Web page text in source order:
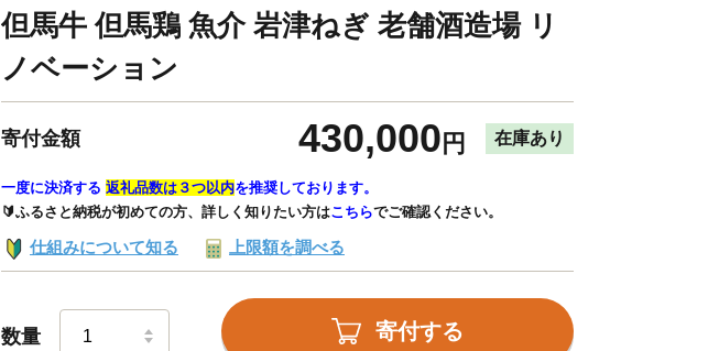
但馬牛 但馬鶏 魚介 岩津ねぎ 老舗酒造場 リ
ノベーション
寄付金額 430,000 円 在庫あり
一度に決済する 返礼品数は３つ以内を推奨しております。
🔰ふるさと納税が初めての方、詳しく知りたい方はこちらでご確認ください。
仕組みについて知る 上限額を調べる
数量 寄付する